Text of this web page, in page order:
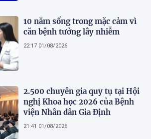
10 năm sống trong mặc cảm vì
căn bệnh tưởng lây nhiễm
22:17 01/08/2026
2.500 chuyên gia quy tụ tại Hội
nghị Khoa học 2026 của Bệnh
viện Nhân dân Gia Định
21:41 01/08/2026